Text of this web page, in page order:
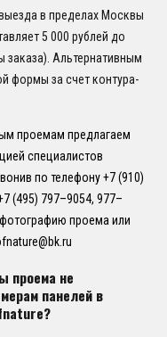
в пределах Москвы
5 000 рублей до
Альтернативным
формы за счет контура-
проемам предлагаем
специалистов
по телефону +7 (910)
(495) 797–9054, 977–
проема или
проема не
панелей в